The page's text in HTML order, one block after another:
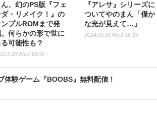
ん、幻のPS版『フェ
ダ・リメイク！』の
プルROMまで発
何らかの形で世に
可能性も？
Wed 10:00
『アレサ』シリーズに
ついてやのまん「僅か
な光が見えて…」
2024.10.16 Wed 18:13
験ゲーム『BOOBS』無料配信！